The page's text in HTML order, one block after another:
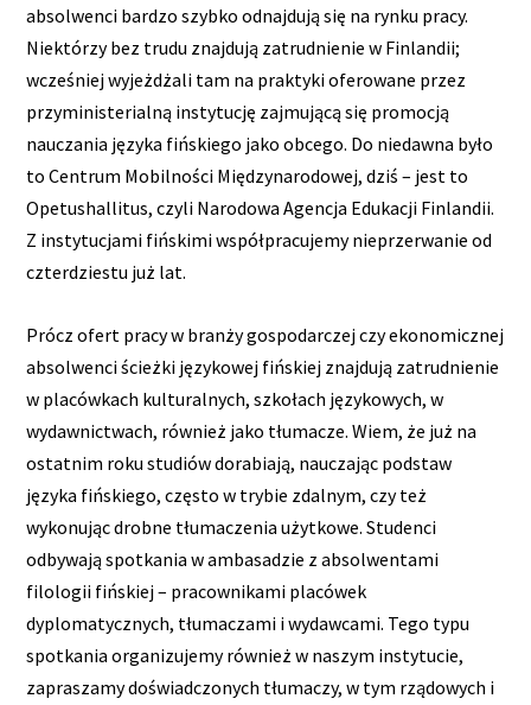
absolwenci bardzo szybko odnajdują się na rynku pracy.
Niektórzy bez trudu znajdują zatrudnienie w Finlandii;
wcześniej wyjeżdżali tam na praktyki oferowane przez
przyministerialną instytucję zajmującą się promocją
nauczania języka fińskiego jako obcego. Do niedawna było
to Centrum Mobilności Międzynarodowej, dziś – jest to
Opetushallitus, czyli Narodowa Agencja Edukacji Finlandii.
Z instytucjami fińskimi współpracujemy nieprzerwanie od
czterdziestu już lat.
Prócz ofert pracy w branży gospodarczej czy ekonomicznej
absolwenci ścieżki językowej fińskiej znajdują zatrudnienie
w placówkach kulturalnych, szkołach językowych, w
wydawnictwach, również jako tłumacze. Wiem, że już na
ostatnim roku studiów dorabiają, nauczając podstaw
języka fińskiego, często w trybie zdalnym, czy też
wykonując drobne tłumaczenia użytkowe. Studenci
odbywają spotkania w ambasadzie z absolwentami
filologii fińskiej – pracownikami placówek
dyplomatycznych, tłumaczami i wydawcami. Tego typu
spotkania organizujemy również w naszym instytucie,
zapraszamy doświadczonych tłumaczy, w tym rządowych i